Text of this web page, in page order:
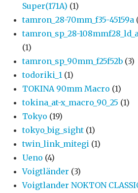
Super(171A) (1)
tamron_28-70mm_f35-45159a
tamron_sp_28-
(1)
tamron_sp_90mm_f25f52b (3)
todoriki_1 (1)
TOKINA 90mm Macro (1)
tokina_at-x_macro_90_25 (1)
Tokyo (19)
tokyo_big_sight (1)
twin_link_mitegi (1)
Ueno (4)
Voigtländer (3)
Voigtlander NOKTON